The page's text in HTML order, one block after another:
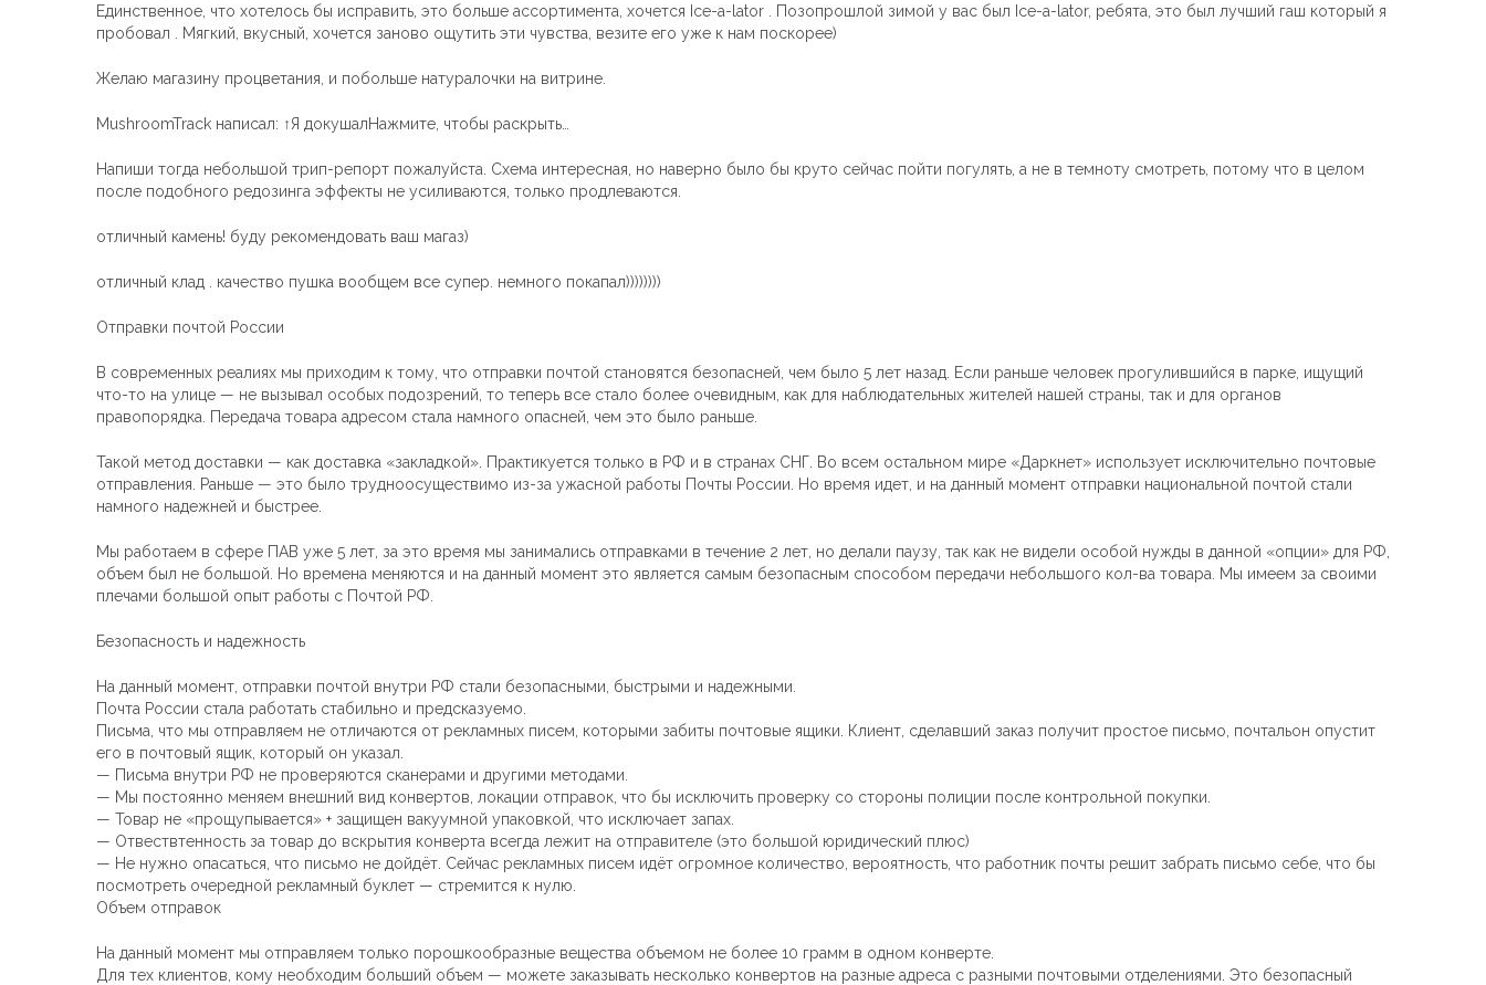
Единственное, что хотелось бы исправить, это больше ассортимента, хочется Ice-a-lator . Позопрошлой зимой у вас был Ice-a-lator, ребята, это был лучший гаш который я
пробовал . Мягкий, вкусный, хочется заново ощутить эти чувства, везите его уже к нам поскорее)
Желаю магазину процветания, и побольше натуралочки на витрине.
MushroomTrack написал: ↑Я докушалНажмите, чтобы раскрыть…
Напиши тогда небольшой трип-репорт пожалуйста. Схема интересная, но наверно было бы круто сейчас пойти погулять, а не в темноту смотреть, потому что в целом
после подобного редозинга эффекты не усиливаются, только продлеваются.
отличный камень! буду рекомендовать ваш магаз)
отличный клад . качество пушка вообщем все супер. немного покапал))))))))
Отправки почтой России
В современных реалиях мы приходим к тому, что отправки почтой становятся безопасней, чем было 5 лет назад. Если раньше человек прогулившийся в парке, ищущий
что-то на улице — не вызывал особых подозрений, то теперь все стало более очевидным, как для наблюдательных жителей нашей страны, так и для органов
правопорядка. Передача товара адресом стала намного опасней, чем это было раньше.
Такой метод доставки — как доставка «закладкой». Практикуется только в РФ и в странах СНГ. Во всем остальном мире «Даркнет» использует исключительно почтовые
отправления. Раньше — это было трудноосуществимо из-за ужасной работы Почты России. Но время идет, и на данный момент отправки национальной почтой стали
намного надежней и быстрее.
Мы работаем в сфере ПАВ уже 5 лет, за это время мы занимались отправками в течение 2 лет, но делали паузу, так как не видели особой нужды в данной «опции» для РФ,
объем был не большой. Но времена меняются и на данный момент это является самым безопасным способом передачи небольшого кол-ва товара. Мы имеем за своими
плечами большой опыт работы с Почтой РФ.
Безопасность и надежность
На данный момент, отправки почтой внутри РФ стали безопасными, быстрыми и надежными.
Почта России стала работать стабильно и предсказуемо.
Письма, что мы отправляем не отличаются от рекламных писем, которыми забиты почтовые ящики. Клиент, сделавший заказ получит простое письмо, почтальон опустит
его в почтовый ящик, который он указал.
— Письма внутри РФ не проверяются сканерами и другими методами.
— Мы постоянно меняем внешний вид конвертов, локации отправок, что бы исключить проверку со стороны полиции после контрольной покупки.
— Товар не «прощупывается» + защищен вакуумной упаковкой, что исключает запах.
— Отвествтенность за товар до вскрытия конверта всегда лежит на отправителе (это большой юридический плюс)
— Не нужно опасаться, что письмо не дойдёт. Сейчас рекламных писем идёт огромное количество, вероятность, что работник почты решит забрать письмо себе, что бы
посмотреть очередной рекламный буклет — стремится к нулю.
Объем отправок
На данный момент мы отправляем только порошкообразные вещества объемом не более 10 грамм в одном конверте.
Для тех клиентов, кому необходим больший объем — можете заказывать несколько конвертов на разные адреса с разными почтовыми отделениями. Это безопасный